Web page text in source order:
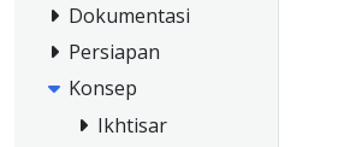
Dokumentasi
Persiapan
Konsep
Ikhtisar